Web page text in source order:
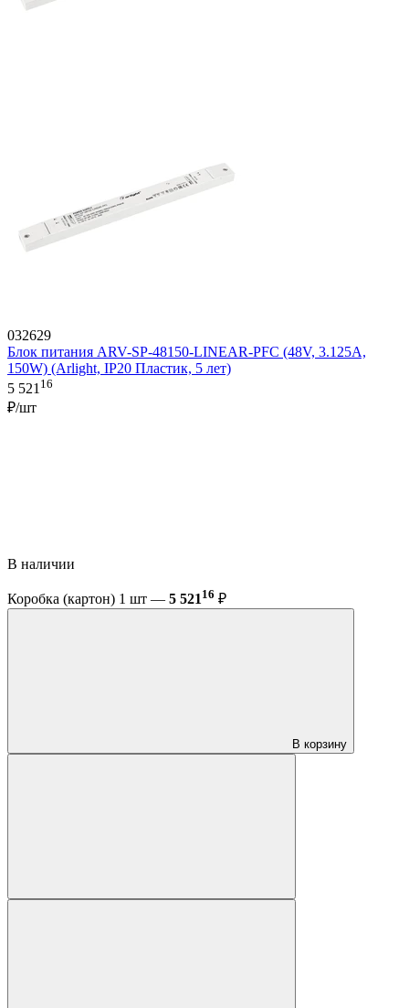
032629
Блок питания ARV-SP-48150-LINEAR-PFC (48V, 3.125A,
150W) (Arlight, IP20 Пластик, 5 лет)
5 521 16
₽/шт
В наличии
Коробка (картон) 1 шт — 5 52116 ₽
В корзину